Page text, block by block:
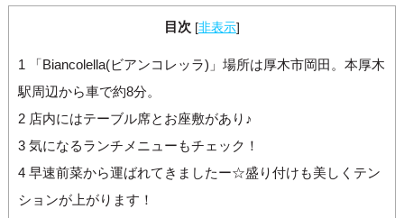
目次 [非表示]
1 「Biancolella(ビアンコレッラ)」場所は厚木市岡田。本厚木
駅周辺から車で約8分。
2店内にはテーブル席とお座敷があり♪
3気になるランチメニューもチェック！
4早速前菜から運ばれてきましたー☆盛り付けも美しくテン
ションが上がります！